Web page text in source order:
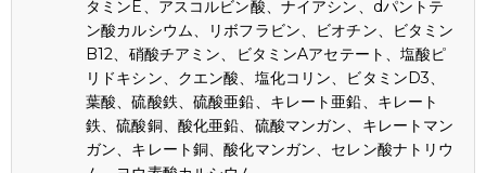
タミンE、アスコルビン酸、ナイアシン、dパントテ
ン酸カルシウム、リボフラビン、ビオチン、ビタミン
B12、硝酸チアミン、ビタミンAアセテート、塩酸ピ
リドキシン、クエン酸、塩化コリン、ビタミンD3、
葉酸、硫酸鉄、硫酸亜鉛、キレート亜鉛、キレート
鉄、硫酸銅、酸化亜鉛、硫酸マンガン、キレートマン
ガン、キレート銅、酸化マンガン、セレン酸ナトリウ